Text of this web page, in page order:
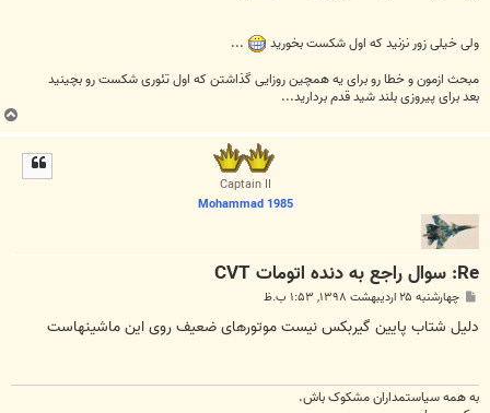
ولی خیلی زور نزنید که اول شکست بخورید
...
مبحث ازمون و خطا رو برای یه همچین روزایی گذاشتن که اول تئوری شکست رو بچینید
بعد برای پیروزی بلند شید قدم بردارید...
Captain II
Mohammad 1985
Re: سوال راجع به دنده اتومات CVT
س
ت
چهارشنبه ۲۵ اردیبهشت ۱۳۹۸, ۱:۵۳ ب.ظ
دلیل شتاب پایین گیربکس نیست موتورهای ضعیف روی این ماشینهاست
به همه سياستمداران مشکوک باش.